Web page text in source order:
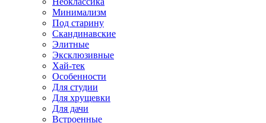
Минимализм
Под старину
Скандинавские
Элитные
Эксклюзивные
Хай-тек
Особенности
Для студии
Для хрущевки
Для дачи
Встроенные